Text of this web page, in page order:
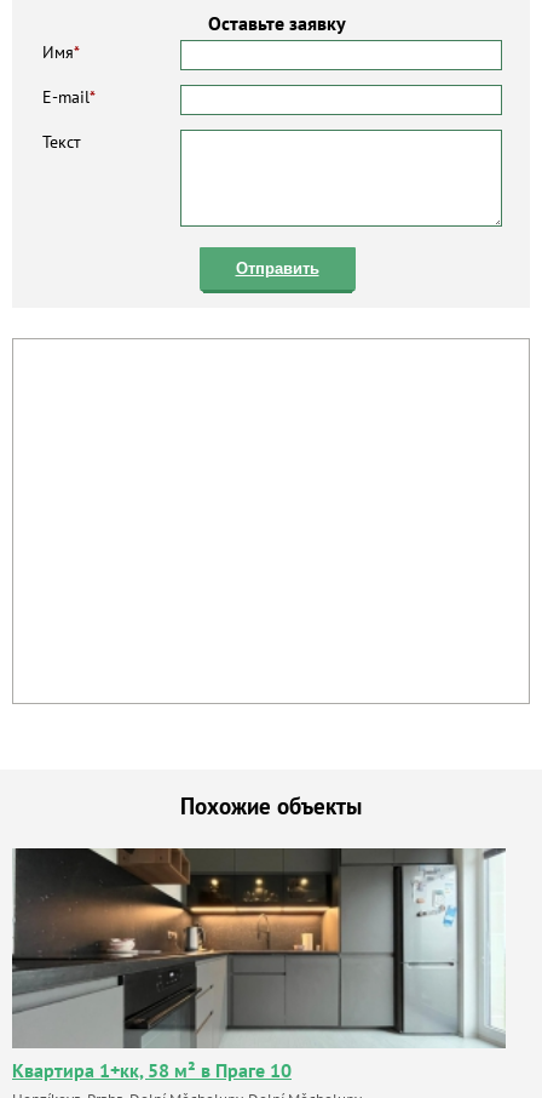
Оставьте заявку
Имя*
E-mail*
Текст
Отправить
Похожие объекты
Квартира 1+кк, 58 м² в Праге 10